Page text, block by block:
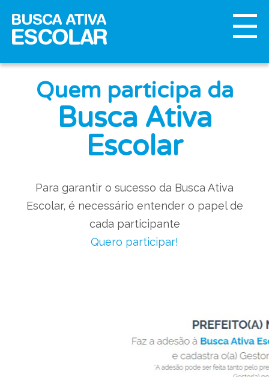
Quem participa da
Busca Ativa
Escolar
Para garantir o sucesso da Busca Ativa
Escolar, é necessário entender o papel de
cada participante
Quero participar!